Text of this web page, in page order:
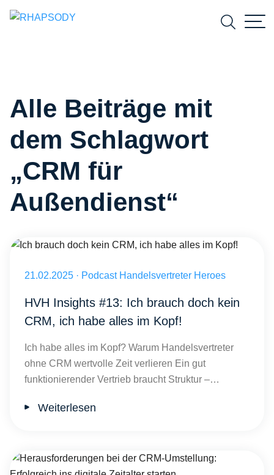
Suchen
Alle Beiträge mit
dem Schlagwort
„CRM für
Außendienst“
Veröffentlicht am 21.02.2025
21.02.2025 · Podcast Handelsvertreter Heroes
HVH Insights #13: Ich brauch doch kein
CRM, ich habe alles im Kopf!
Ich habe alles im Kopf? Warum Handelsvertreter
ohne CRM wertvolle Zeit verlieren Ein gut
funktionierender Vertrieb braucht Struktur –…
Weiterlesen